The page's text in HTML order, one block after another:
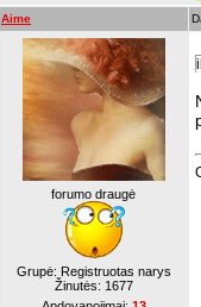
Aime
forumo draugė
Grupė: Registruotas narys
Žinutės: 1677